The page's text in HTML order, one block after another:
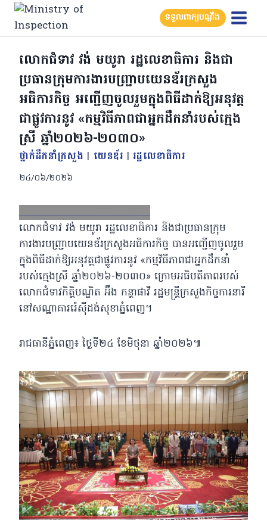
Skip
ទទួលពាក្យបណ្តឹង
លោកជំទាវ វង់ មយូរា រដ្ឋលេខាធិការ និងជា
ប្រធានក្រុមការងារបញ្រ្ជាបយេនឌ័រក្រសួង
អធិការកិច្ច អញ្ជើញចូលរួមក្នុងពិធីដាក់ឱ្យអនុវត្ត
ជាផ្លូវការនូវ «កម្មវិធីភាពជាអ្នកដឹកនាំរបស់ក្មេង
ស្រី ឆ្នាំ២០២៦-២០៣០»
ថ្នាក់ដឹកនាំក្រសួង | យេនឌ័រ | រដ្ឋលេខាធិការ
២៤/០៦/២០២៦
FacebookXEmailLinkedIn
លោកជំទាវ វង់ មយូរា រដ្ឋលេខាធិការ និងជាប្រធានក្រុម
ការងារបញ្រ្ជាបយេនឌ័រក្រសួងអធិការកិច្ច បានអញ្ជើញចូលរួម
ក្នុងពិធីដាក់ឱ្យអនុវត្តជាផ្លូវការនូវ «កម្មវិធីភាពជាអ្នកដឹកនាំ
របស់ក្មេងស្រី ឆ្នាំ២០២៦-២០៣០» ក្រោមអធិបតីភាពរបស់
លោកជំទាវកិត្តិបណ្ឌិត អ៊ឹង កន្ថាផាវី រដ្ឋមន្ត្រីក្រសួងកិច្ចការនារី
នៅសណ្ឋាគាររ៉េស៊ីដង់សុខាភ្នំពេញ។
រាជធានីភ្នំពេញ៖ ថ្ងៃទី២៤ ខែមិថុនា ឆ្នាំ២០២៦៕